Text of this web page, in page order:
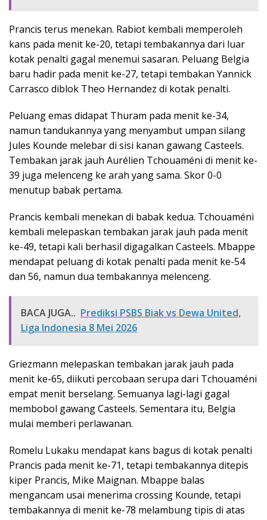
Prancis terus menekan. Rabiot kembali memperoleh
kans pada menit ke-20, tetapi tembakannya dari luar
kotak penalti gagal menemui sasaran. Peluang Belgia
baru hadir pada menit ke-27, tetapi tembakan Yannick
Carrasco diblok Theo Hernandez di kotak penalti.
Peluang emas didapat Thuram pada menit ke-34,
namun tandukannya yang menyambut umpan silang
Jules Kounde melebar di sisi kanan gawang Casteels.
Tembakan jarak jauh Aurélien Tchouaméni di menit ke-
39 juga melenceng ke arah yang sama. Skor 0-0
menutup babak pertama.
Prancis kembali menekan di babak kedua. Tchouaméni
kembali melepaskan tembakan jarak jauh pada menit
ke-49, tetapi kali berhasil digagalkan Casteels. Mbappe
mendapat peluang di kotak penalti pada menit ke-54
dan 56, namun dua tembakannya melenceng.
BACA JUGA.. Prediksi PSBS Biak vs Dewa United,
Liga Indonesia 8 Mei 2026
Griezmann melepaskan tembakan jarak jauh pada
menit ke-65, diikuti percobaan serupa dari Tchouaméni
empat menit berselang. Semuanya lagi-lagi gagal
membobol gawang Casteels. Sementara itu, Belgia
mulai memberi perlawanan.
Romelu Lukaku mendapat kans bagus di kotak penalti
Prancis pada menit ke-71, tetapi tembakannya ditepis
kiper Prancis, Mike Maignan. Mbappe balas
mengancam usai menerima crossing Kounde, tetapi
tembakannya di menit ke-78 melambung tipis di atas